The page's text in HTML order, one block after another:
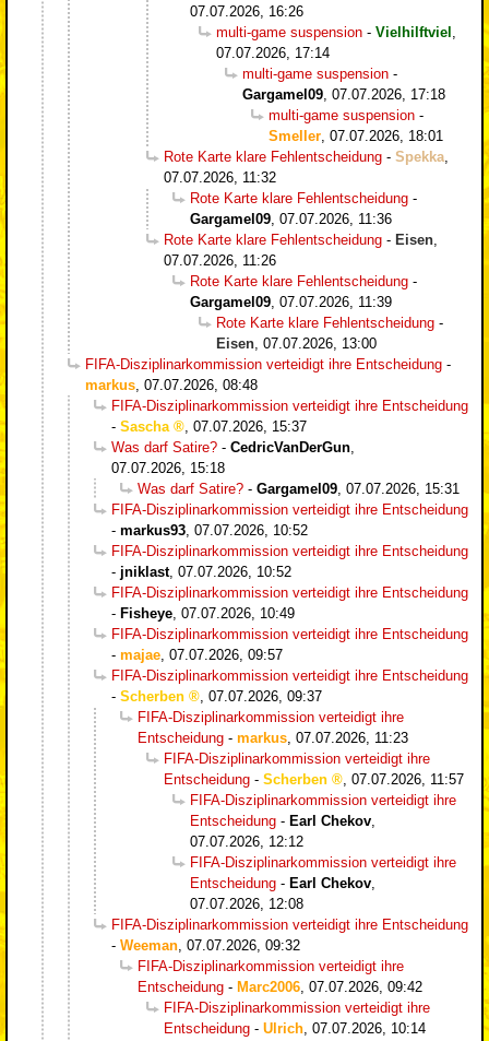
07.07.2026, 16:26
multi-game suspension - Vielhilftviel
07.07.2026, 17:14
multi-game suspension -
Gargamel09 07.07.2026, 17:18
multi-game suspension -
Smeller 07.07.2026, 18:01
Rote Karte klare Fehlentscheidung - Spekka
07.07.2026, 11:32
Rote Karte klare Fehlentscheidung -
Gargamel09 07.07.2026, 11:36
Rote Karte klare Fehlentscheidung - Eisen
07.07.2026, 11:26
Rote Karte klare Fehlentscheidung -
Gargamel09 07.07.2026, 11:39
Rote Karte klare Fehlentscheidung -
Eisen 07.07.2026, 13:00
FIFA-Disziplinarkommission verteidigt ihre Entscheidung -
markus 07.07.2026, 08:48
FIFA-Disziplinarkommission verteidigt ihre Entscheidung
- Sascha
07.07.2026, 15:37
Was darf Satire? - CedricVanDerGun
07.07.2026, 15:18
Was darf Satire? - Gargamel09 07.07.2026, 15:31
FIFA-Disziplinarkommission verteidigt ihre Entscheidung
- markus93 07.07.2026, 10:52
FIFA-Disziplinarkommission verteidigt ihre Entscheidung
- jniklast, 07.07.2026, 10:52
FIFA-Disziplinarkommission verteidigt ihre Entscheidung
- Fisheye 07.07.2026, 10:49
FIFA-Disziplinarkommission verteidigt ihre Entscheidung
- majae 07.07.2026, 09:57
FIFA-Disziplinarkommission verteidigt ihre Entscheidung
- Scherben
07.07.2026, 09:37
FIFA-Disziplinarkommission verteidigt ihre
Entscheidung - markus 07.07.2026, 11:23
FIFA-Disziplinarkommission verteidigt ihre
Entscheidung - Scherben
07.07.2026, 11:57
FIFA-Disziplinarkommission verteidigt ihre
Entscheidung - Earl Chekov
07.07.2026, 12:12
FIFA-Disziplinarkommission verteidigt ihre
Entscheidung - Earl Chekov
07.07.2026, 12:08
FIFA-Disziplinarkommission verteidigt ihre Entscheidung
- Weeman 07.07.2026, 09:32
FIFA-Disziplinarkommission verteidigt ihre
Entscheidung - Marc2006 07.07.2026, 09:42
FIFA-Disziplinarkommission verteidigt ihre
Entscheidung - Ulrich 07.07.2026, 10:14